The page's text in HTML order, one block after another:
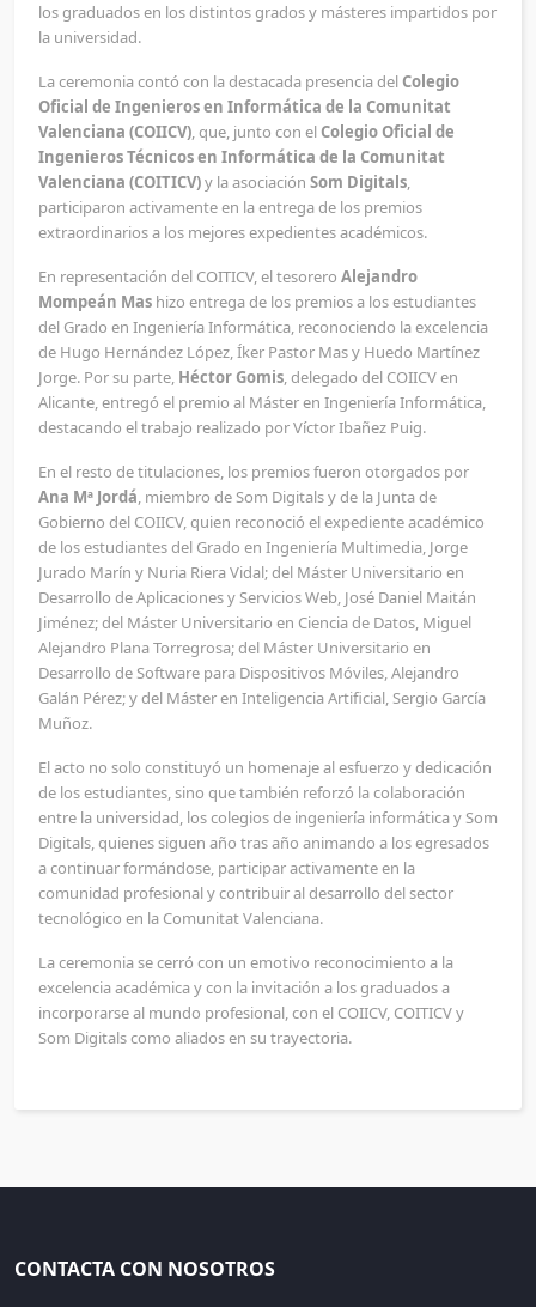
los graduados en los distintos grados y másteres impartidos por
la universidad.
La ceremonia contó con la destacada presencia del Colegio
Oficial de Ingenieros en Informática de la Comunitat
Valenciana (COIICV), que, junto con el Colegio Oficial de
Ingenieros Técnicos en Informática de la Comunitat
Valenciana (COITICV)y la asociación Som Digitals,
participaron activamente en la entrega de los premios
extraordinarios a los mejores expedientes académicos.
En representación del COITICV, el tesorero Alejandro
Mompeán Mas hizo entrega de los premios a los estudiantes
del Grado en Ingeniería Informática, reconociendo la excelencia
de Hugo Hernández López, Íker Pastor Mas y Huedo Martínez
Jorge. Por su parte, Héctor Gomis, delegado del COIICV en
Alicante, entregó el premio al Máster en Ingeniería Informática,
destacando el trabajo realizado por Víctor Ibañez Puig.
En el resto de titulaciones, los premios fueron otorgados por
Ana Mª Jordá, miembro de Som Digitals y de la Junta de
Gobierno del COIICV, quien reconoció el expediente académico
de los estudiantes del Grado en Ingeniería Multimedia, Jorge
Jurado Marín y Nuria Riera Vidal; del Máster Universitario en
Desarrollo de Aplicaciones y Servicios Web, José Daniel Maitán
Jiménez; del Máster Universitario en Ciencia de Datos, Miguel
Alejandro Plana Torregrosa; del Máster Universitario en
Desarrollo de Software para Dispositivos Móviles, Alejandro
Galán Pérez; y del Máster en Inteligencia Artificial, Sergio García
Muñoz.
El acto no solo constituyó un homenaje al esfuerzo y dedicación
de los estudiantes, sino que también reforzó la colaboración
entre la universidad, los colegios de ingeniería informática y Som
Digitals, quienes siguen año tras año animando a los egresados
a continuar formándose, participar activamente en la
comunidad profesional y contribuir al desarrollo del sector
tecnológico en la Comunitat Valenciana.
La ceremonia se cerró con un emotivo reconocimiento a la
excelencia académica y con la invitación a los graduados a
incorporarse al mundo profesional, con el COIICV, COITICV y
Som Digitals como aliados en su trayectoria.
CONTACTA CON NOSOTROS